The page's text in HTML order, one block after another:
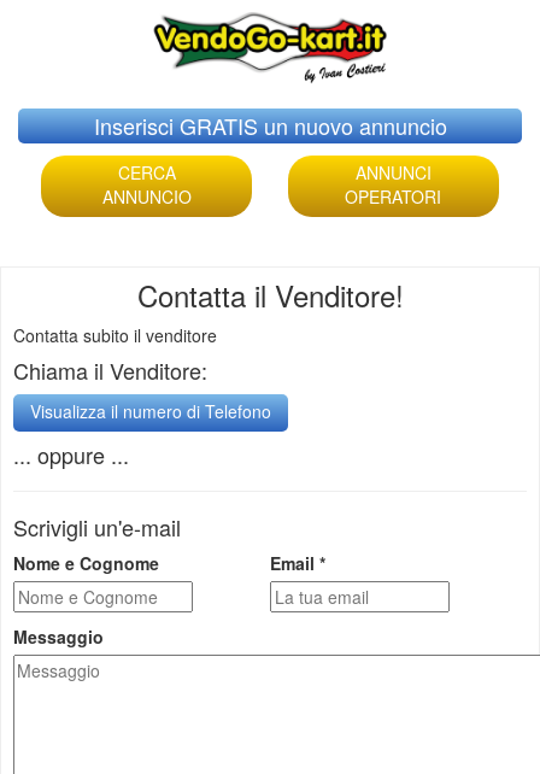
Skip
to
content
Inserisci GRATIS un nuovo annuncio
CERCA
ANNUNCIO
ANNUNCI
OPERATORI
Contatta il Venditore!
Contatta subito il venditore
Chiama il Venditore:
... oppure ...
Scrivigli un'e-mail
Nome e Cognome Email *
Messaggio